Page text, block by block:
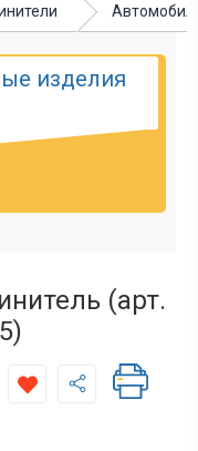
изделия
(арт.